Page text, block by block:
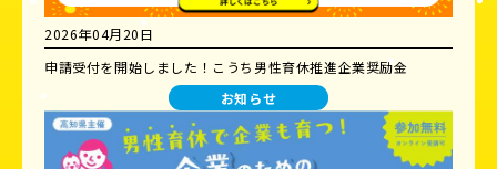
2026年04月20日
申請受付を開始しました！こうち男性育休推進企業奨励金
お知らせ